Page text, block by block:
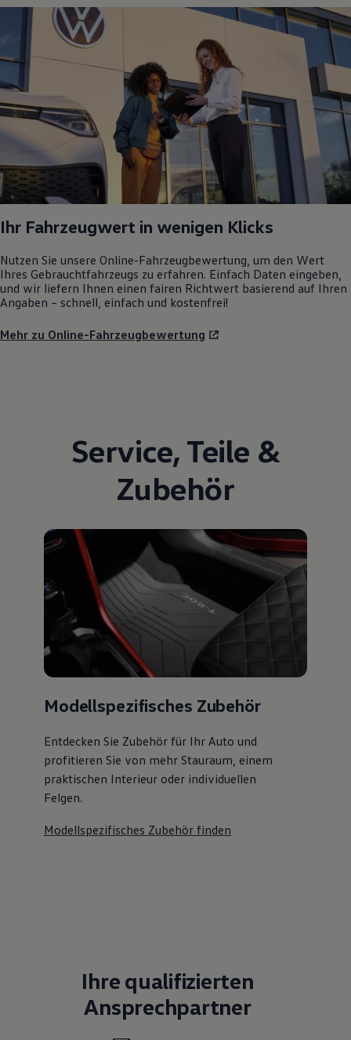
Ihr Fahrzeugwert in wenigen Klicks
Nutzen Sie unsere Online-Fahrzeugbewertung, um den Wert
Ihres Gebrauchtfahrzeugs zu erfahren. Einfach Daten eingeben,
und wir liefern Ihnen einen fairen Richtwert basierend auf Ihren
Angaben – schnell, einfach und kostenfrei!
Mehr zu Online-Fahrzeugbewertung
Service, Teile &
Zubehör
Modellspezifisches Zubehör
Entdecken Sie Zubehör für Ihr Auto und
profitieren Sie von mehr Stauraum, einem
praktischen Interieur oder individuellen
Felgen.
Modellspezifisches Zubehör finden
Ihre qualifizierten
Ansprechpartner